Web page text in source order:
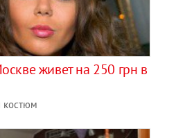
живет на 250 грн в
костюм